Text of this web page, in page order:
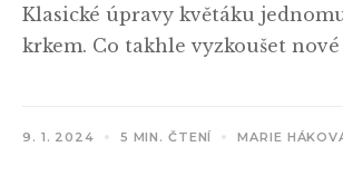
Klasické úpravy květáku
krkem. Co takhle vyzkoušet nové
9. 1. 2024 5 MIN. ČTENÍ MARIE